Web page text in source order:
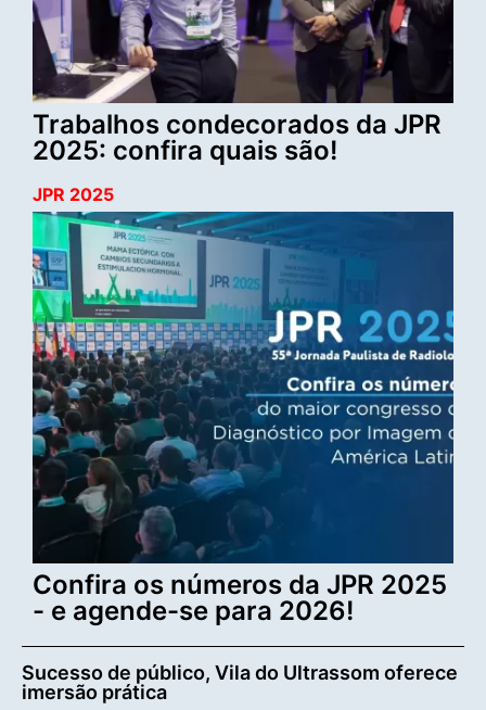
Trabalhos condecorados da JPR
2025: confira quais são!
JPR 2025
Confira os números da JPR 2025
- e agende-se para 2026!
Sucesso de público, Vila do Ultrassom oferece
imersão prática